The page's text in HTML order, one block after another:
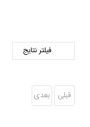
فیلتر نتایج
قبلی بعدی